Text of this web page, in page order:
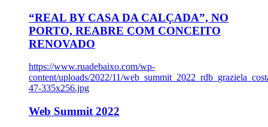
“REAL BY CASA DA CALÇADA”, NO
PORTO, REABRE COM CONCEITO
RENOVADO
https://www.ruadebaixo.com/wp-
content/uploads/2022/11/
47-335x256.jpg
Web Summit 2022